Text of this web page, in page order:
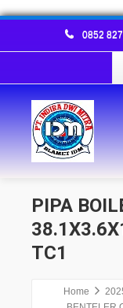
0852
PIPA
TC1
Home